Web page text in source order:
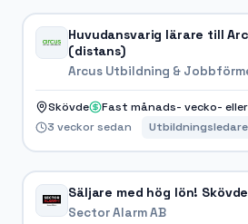
Huvudansvarig lärare till
(distans)
Arcus Utbildning &
Skövde
Fast månads- vecko-
3 veckor sedan
Utbildningsledare
Säljare med hög lön! Skövde
Sector Alarm AB